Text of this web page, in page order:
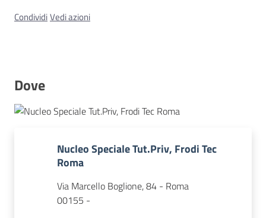
Concorsi
formazione
CondividiVedi azioni
Dove
Nucleo Speciale Tut.Priv, Frodi Tec
Roma
Via Marcello Boglione, 84 - Roma
00155 -